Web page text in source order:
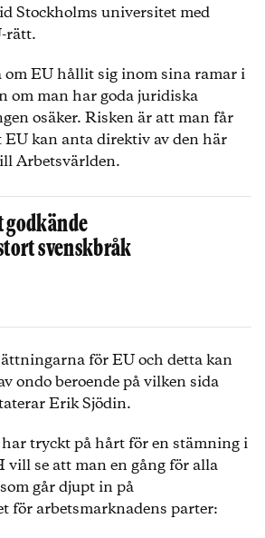
Stockholms universitet med
rätt.
om EU hållit sig inom sina ramar i
om man har goda juridiska
osäker. Risken är att man får
kan anta direktiv av den här
Arbetsvärlden.
godkände
svenskbråk
för EU och detta kan
ondo beroende på vilken sida
Erik Sjödin.
tryckt på hårt för en stämning i
vill se att man en gång för alla
går djupt in på
för arbetsmarknadens parter: